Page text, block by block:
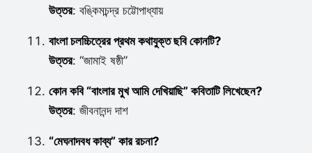
উত্তর: বঙ্কিমচন্দ্র চট্টোপাধ্যায়
বাংলা চলচ্চিত্রের প্রথম কথাযুক্ত ছবি কোনটি?
উত্তর: “জামাই ষষ্ঠী”
কোন কবি “বাংলার মুখ আমি দেখিয়াছি” কবিতাটি লিখেছেন?
উত্তর: জীবনানন্দ দাশ
“মেঘনাদবধ কাব্য” কার রচনা?